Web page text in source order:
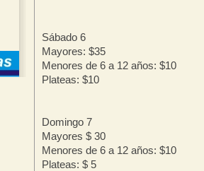
Sábado 6
Mayores: $35
Menores de 6 a 12 años: $10
Plateas: $10
Domingo 7
Mayores $ 30
Menores de 6 a 12 años: $10
Plateas: $ 5